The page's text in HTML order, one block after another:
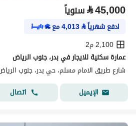
⃁45,000 سنوياً
ادفع شهرياً⃁
4,013مع
2,100 م2
عمارة سكنية للايجار في بدر، جنوب الرياض
شارع طريق الامام مسلم، حي بدر، جنوب
الإيميل
اتصال